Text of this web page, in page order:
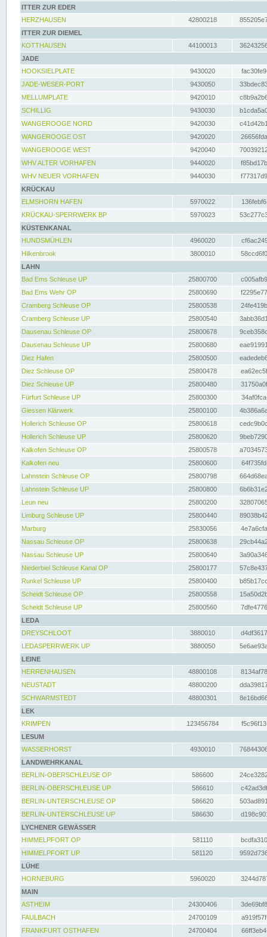
ITTER ZUR EDER
HERZHAUSEN
42800218
ITTER ZUR DIEMEL
KOTTHAUSEN
44100013
JADE
HOOKSIELPLATE
9430020
JADE-WESER-PORT
9430050
MELLUMPLATE
9420010
SCHILLIG
9430030
WANGEROOGE NORD
9420030
WANGEROOGE OST
9420020
WANGEROOGE WEST
9420040
WHV ALTER VORHAFEN
9440020
WHV NEUER VORHAFEN
9440030
KRÜCKAU
ELMSHORN HAFEN
5970022
KRÜCKAU-SPERRWERK BP
5970023
KÜSTENKANAL
HUNDSMÜHLEN
4960020
Hilkenbrook
3800010
LAHN
Bad Ems Schleuse UP
25800700
Bad Ems Wehr OP
25800690
Cramberg Schleuse OP
25800538
Cramberg Schleuse UP
25800540
Dausenau Schleuse OP
25800678
Dausenau Schleuse UP
25800680
Diez Hafen
25800500
Diez Schleuse OP
25800478
Diez Schleuse UP
25800480
Fürfurt Schleuse UP
25800300
Giessen Klärwerk
25800100
Hollerich Schleuse OP
25800618
Hollerich Schleuse UP
25800620
Kalkofen Schleuse OP
25800578
Kalkofen neu
25800600
Lahnstein Schleuse OP
25800798
Lahnstein Schleuse UP
25800800
Leun neu
25800200
Limburg Schleuse UP
25800440
Marburg
25830056
Nassau Schleuse OP
25800638
Nassau Schleuse UP
25800640
Niederbiel Schleuse Kanal OP
25800177
Runkel Schleuse UP
25800400
Scheidt Schleuse OP
25800558
Scheidt Schleuse UP
25800560
LEDA
DREYSCHLOOT
3880010
LEDASPERRWERK UP
3880050
LEINE
HERRENHAUSEN
48800108
NEUSTADT
48800200
SCHWARMSTEDT
48800301
LEK
KRIMPEN
123456784
LESUM
WASSERHORST
4930010
LANDWEHRKANAL
BERLIN-OBERSCHLEUSE OP
586600
BERLIN-OBERSCHLEUSE UP
586610
BERLIN-UNTERSCHLEUSE OP
586620
BERLIN-UNTERSCHLEUSE UP
586630
LYCHENER GEWÄSSER
HIMMELPFORT OP
581110
HIMMELPFORT UP
581120
LÜHE
HORNEBURG
5960020
MAIN
ASTHEIM
24300406
FAULBACH
24700109
FRANKFURT OSTHAFEN
24700404